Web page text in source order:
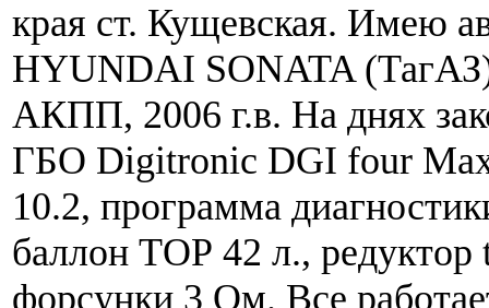
края ст. Кущевская. Имею
HYUNDAI SONATA
АКПП, 2006 г.в. На днях
ГБО Digitronic DGI four
10.2, программа
баллон ТОР 42 л., редуктор
форсунки 3 Ом. Все